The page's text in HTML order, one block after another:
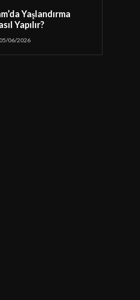
Yaşlandırma
Yapılır?
05/06/2026